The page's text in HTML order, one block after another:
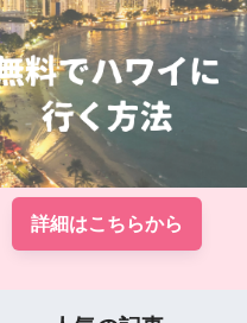
詳細はこちらから